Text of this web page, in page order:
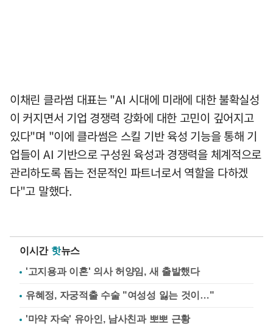
이채린 클라썸 대표는 "AI 시대에 미래에 대한 불확실성
이 커지면서 기업 경쟁력 강화에 대한 고민이 깊어지고
있다"며 "이에 클라썸은 스킬 기반 육성 기능을 통해 기
업들이 AI 기반으로 구성원 육성과 경쟁력을 체계적으로
관리하도록 돕는 전문적인 파트너로서 역할을 다하겠
다"고 말했다.
이시간 핫뉴스
'고지용과 이혼' 의사 허양임, 새 출발했다
유혜정, 자궁적출 수술 "여성성 잃는 것이…"
'마약 자숙' 유아인, 남사친과 뽀뽀 근황